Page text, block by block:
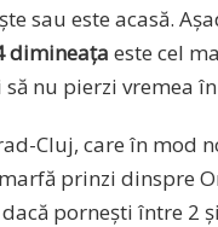
sau este acasă.
dimineața este cel
nu pierzi vremea
Cluj, care în mod
prinzi dinspre
pornești între 2